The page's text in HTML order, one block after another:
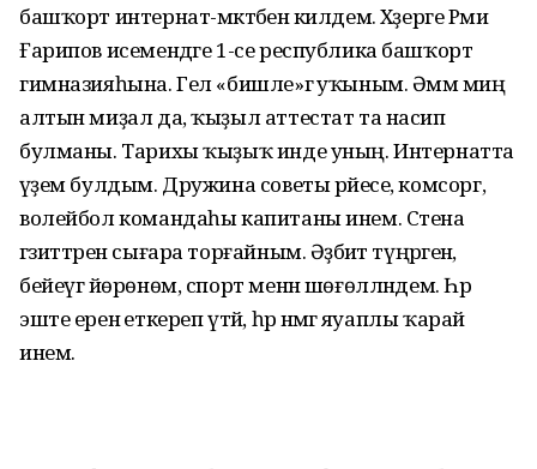
башҡорт интернат-мәктәбенә килдем. Хәҙерге Рәми
Ғарипов исемендәге 1-се республика башҡорт
гимназияһына. Гел «бишле»гә уҡыным. Әммә миңә
алтын миҙал да, ҡыҙыл аттестат та насип
булманы. Тарихы ҡыҙыҡ инде уның. Интернатта
әүҙем булдым. Дружина советы рәйесе, комсорг,
волейбол командаһы капитаны инем. Стена
гәзиттәрен сығара торғайным. Әҙәбиәт түңәрәгенә,
бейеүгә йөрөнөм, спорт менән шөғөлләндем. Һәр
эште еренә еткереп үтәй, һәр нәмәгә яуаплы ҡарай
инем.